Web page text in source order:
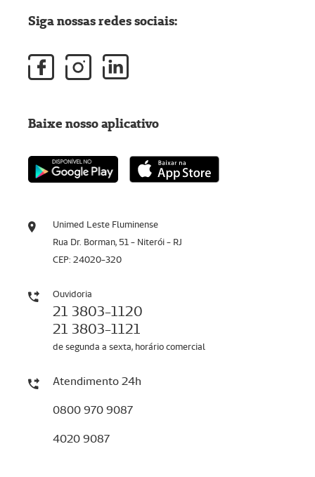
Unimed Leste Fluminense
Rua Dr. Borman, 51 - Niterói - RJ
CEP: 24020-320
Ouvidoria
21 3803-1120
21 3803-1121
de segunda a sexta, horário comercial
Atendimento 24h
0800 970 9087
4020 9087
Siga nossas redes sociais:
Baixe nosso aplicativo